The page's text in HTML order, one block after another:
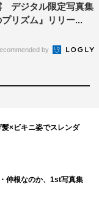
デジタル限定写真集
プリズム』リリー...
by
×ビキニ姿でスレンダ
仲根なのか、1st写真集